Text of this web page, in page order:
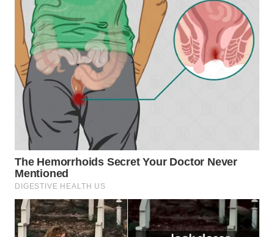
WN
TAPANULI
TENGAH
WN DELI
SERDANG
WN
TEBING
TINGGI
PAKPAK